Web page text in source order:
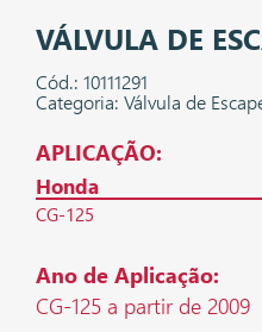
VÁLVULA DE
Cód.: 10111291
Categoria: Válvula de
APLICAÇÃO:
Honda
CG-125
Ano de Aplicação:
CG-125 a partir de 2009